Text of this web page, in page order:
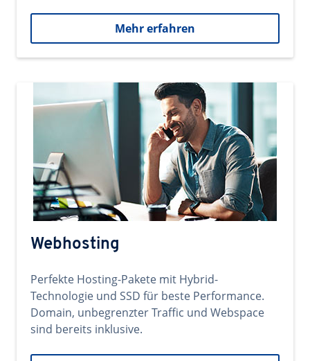
Mehr erfahren
Webhosting
Perfekte Hosting-Pakete mit Hybrid-
Technologie und SSD für beste Performance.
Domain, unbegrenzter Traffic und Webspace
sind bereits inklusive.